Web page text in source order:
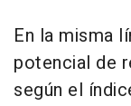
En la misma
potencial de
según el